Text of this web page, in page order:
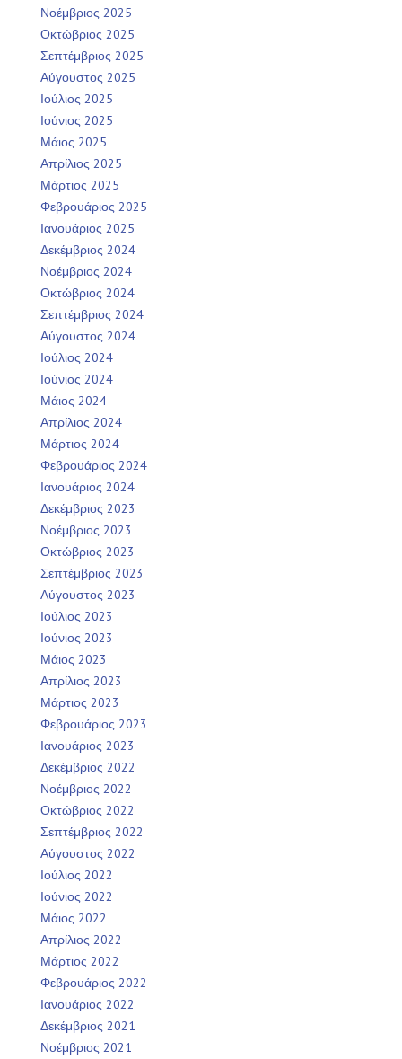
Νοέμβριος 2025
Οκτώβριος 2025
Σεπτέμβριος 2025
Αύγουστος 2025
Ιούλιος 2025
Ιούνιος 2025
Μάιος 2025
Απρίλιος 2025
Μάρτιος 2025
Φεβρουάριος 2025
Ιανουάριος 2025
Δεκέμβριος 2024
Νοέμβριος 2024
Οκτώβριος 2024
Σεπτέμβριος 2024
Αύγουστος 2024
Ιούλιος 2024
Ιούνιος 2024
Μάιος 2024
Απρίλιος 2024
Μάρτιος 2024
Φεβρουάριος 2024
Ιανουάριος 2024
Δεκέμβριος 2023
Νοέμβριος 2023
Οκτώβριος 2023
Σεπτέμβριος 2023
Αύγουστος 2023
Ιούλιος 2023
Ιούνιος 2023
Μάιος 2023
Απρίλιος 2023
Μάρτιος 2023
Φεβρουάριος 2023
Ιανουάριος 2023
Δεκέμβριος 2022
Νοέμβριος 2022
Οκτώβριος 2022
Σεπτέμβριος 2022
Αύγουστος 2022
Ιούλιος 2022
Ιούνιος 2022
Μάιος 2022
Απρίλιος 2022
Μάρτιος 2022
Φεβρουάριος 2022
Ιανουάριος 2022
Δεκέμβριος 2021
Νοέμβριος 2021